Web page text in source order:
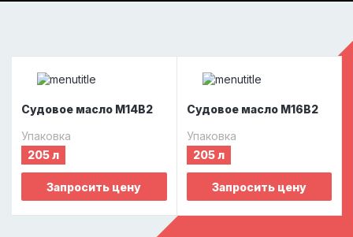
Судовое масло М14В2
Упаковка
205 л
Запросить цену
Судовое масло М16В2
Упаковка
205 л
Запросить цену